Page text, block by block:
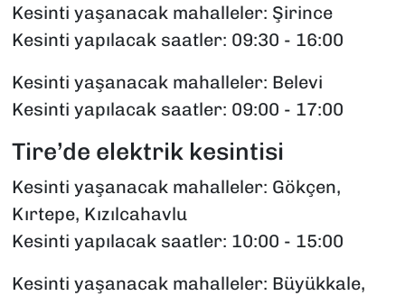
Kesinti yaşanacak mahalleler: Şirince
Kesinti yapılacak saatler: 09:30 - 16:00
Kesinti yaşanacak mahalleler: Belevi
Kesinti yapılacak saatler: 09:00 - 17:00
Tire’de elektrik kesintisi
Kesinti yaşanacak mahalleler: Gökçen,
Kırtepe, Kızılcahavlu
Kesinti yapılacak saatler: 10:00 - 15:00
Kesinti yaşanacak mahalleler: Büyükkale,